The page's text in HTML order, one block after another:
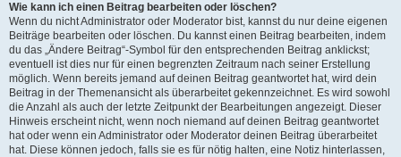
Wie kann ich einen Beitrag bearbeiten oder löschen?
Wenn du nicht Administrator oder Moderator bist, kannst du nur deine eigenen
Beiträge bearbeiten oder löschen. Du kannst einen Beitrag bearbeiten, indem
du das „Ändere Beitrag“-Symbol für den entsprechenden Beitrag anklickst;
eventuell ist dies nur für einen begrenzten Zeitraum nach seiner Erstellung
möglich. Wenn bereits jemand auf deinen Beitrag geantwortet hat, wird dein
Beitrag in der Themenansicht als überarbeitet gekennzeichnet. Es wird sowohl
die Anzahl als auch der letzte Zeitpunkt der Bearbeitungen angezeigt. Dieser
Hinweis erscheint nicht, wenn noch niemand auf deinen Beitrag geantwortet
hat oder wenn ein Administrator oder Moderator deinen Beitrag überarbeitet
hat. Diese können jedoch, falls sie es für nötig halten, eine Notiz hinterlassen,